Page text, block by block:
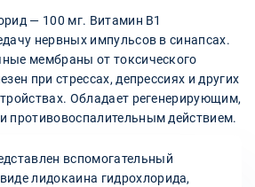
— 100 мг. Витамин В1
нервных импульсов в синапсах.
мембраны от токсического
при стрессах, депрессиях и других
Обладает регенерирующим,
противовоспалительным действием.
вспомогательный
лидокаина гидрохлорида,